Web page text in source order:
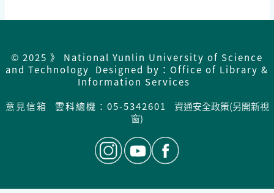
© 2025 》 National Yunlin University of Science
and Technology Designed by：Office of Library &
Information Services
意見信箱
雲科總機：05-5342601
資通安全政策(另開新視
窗)